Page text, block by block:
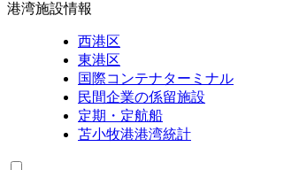
港湾施設情報
西港区
東港区
国際コンテナターミナル
民間企業の係留施設
定期・定航船
苫小牧港港湾統計